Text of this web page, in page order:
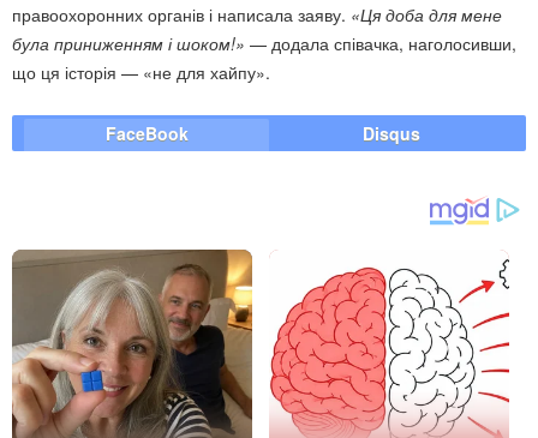
правоохоронних органів і написала заяву. «Ця доба для мене
була приниженням і шоком!» — додала співачка, наголосивши,
що ця історія — «не для хайпу».
FaceBook Disqus